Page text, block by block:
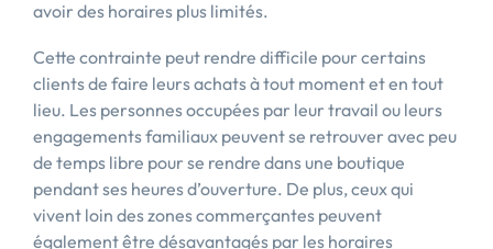
avoir des horaires plus limités.
Cette contrainte peut rendre difficile pour certains
clients de faire leurs achats à tout moment et en tout
lieu. Les personnes occupées par leur travail ou leurs
engagements familiaux peuvent se retrouver avec peu
de temps libre pour se rendre dans une boutique
pendant ses heures d’ouverture. De plus, ceux qui
vivent loin des zones commerçantes peuvent
également être désavantagés par les horaires